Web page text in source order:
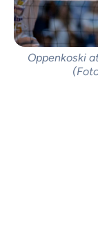
Oppenkoski